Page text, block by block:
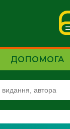
ДОПОМОГА